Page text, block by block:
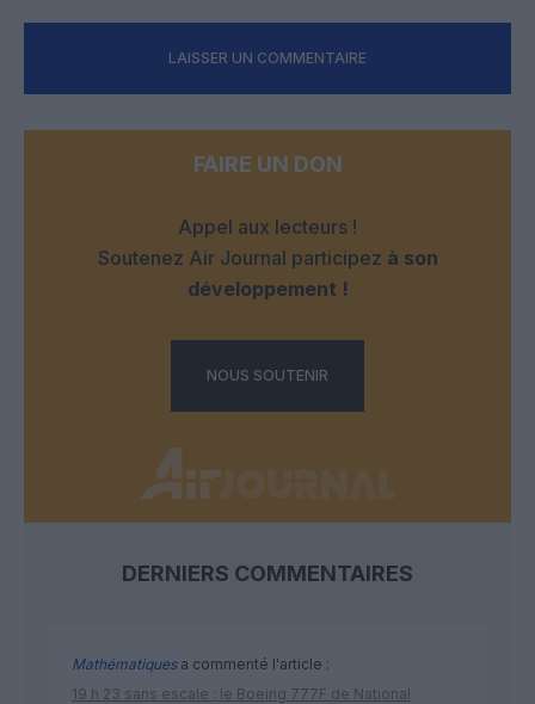
LAISSER UN COMMENTAIRE
FAIRE UN DON
Appel aux lecteurs !
Soutenez Air Journal participez à son
développement !
NOUS SOUTENIR
DERNIERS COMMENTAIRES
Mathématiquesa commenté l'article :
19 h 23 sans escale : le Boeing 777F de National